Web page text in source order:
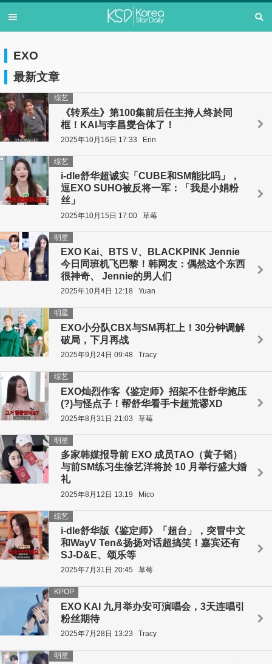
EXO
最新文章
《转系生》第100集前后任主持人终於同
框！KAI与李昌燮合体了！
综艺
2025年10月16日 17:33 Erin
i-dle舒华超诚实「CUBE和SM能比吗」，
逗EXO SUHO被反将一军：「我是小娟粉
丝」
综艺
2025年10月15日 17:00 草莓
EXO Kai、BTS V、BLACKPINK Jennie
今日同班机飞巴黎！韩网友：偶然这个东西
很神奇、 Jennie的男人们
明星
2025年10月4日 12:18 Yuan
EXO小分队CBX与SM再杠上！30分钟调解
破局，下月再战
明星
2025年9月24日 09:48 Tracy
EXO灿烈作客《鉴定师》招架不住舒华施压
(?)与怪点子！帮舒华看手卡超荒谬XD
综艺
2025年8月31日 21:03 草莓
多家韩媒报导前 EXO 成员TAO（黄子韬）
与前SM练习生徐艺洋将於 10 月举行盛大婚
礼
明星
2025年8月12日 13:19 Mico
i-dle舒华版《鉴定师》「超台」，突冒中文
和WayV Ten&扬扬对话超搞笑！嘉宾还有
SJ-D&E、颂乐等
综艺
2025年7月31日 20:45 草莓
EXO KAI 九月举办安可演唱会，3天连唱引
粉丝期待
KPOP
2025年7月28日 13:23 Tracy
明星